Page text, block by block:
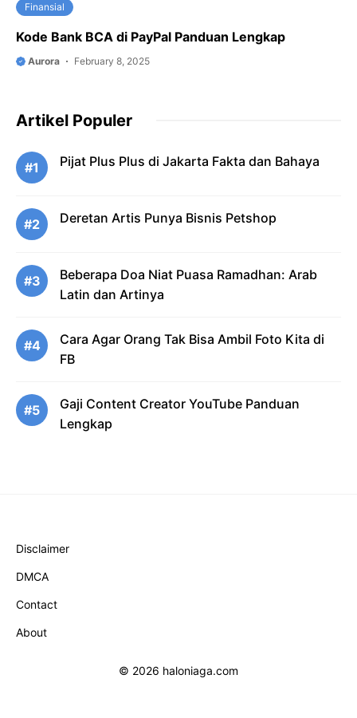
Finansial
Kode Bank BCA di PayPal Panduan Lengkap
Aurora February 8, 2025
Artikel Populer
#1 Pijat Plus Plus di Jakarta Fakta dan Bahaya
#2 Deretan Artis Punya Bisnis Petshop
#3
Beberapa Doa Niat Puasa Ramadhan: Arab
Latin dan Artinya
#4
Cara Agar Orang Tak Bisa Ambil Foto Kita di
FB
#5
Gaji Content Creator YouTube Panduan
Lengkap
Disclaimer
DMCA
Contact
About
© 2026 haloniaga.com